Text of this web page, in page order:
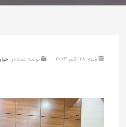
شنبه, 28 اکتبر 2023 نوشته شده در